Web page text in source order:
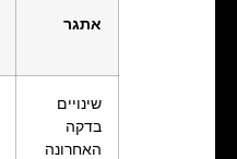
אתגר
שינויים
בדקה
האחרונה